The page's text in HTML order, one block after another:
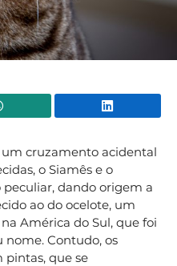
WhatsApp
cruzamento acidental
o Siamês e o
dando origem a
ao do ocelote, um
América do Sul, que foi
nome. Contudo, os
pintas, que se